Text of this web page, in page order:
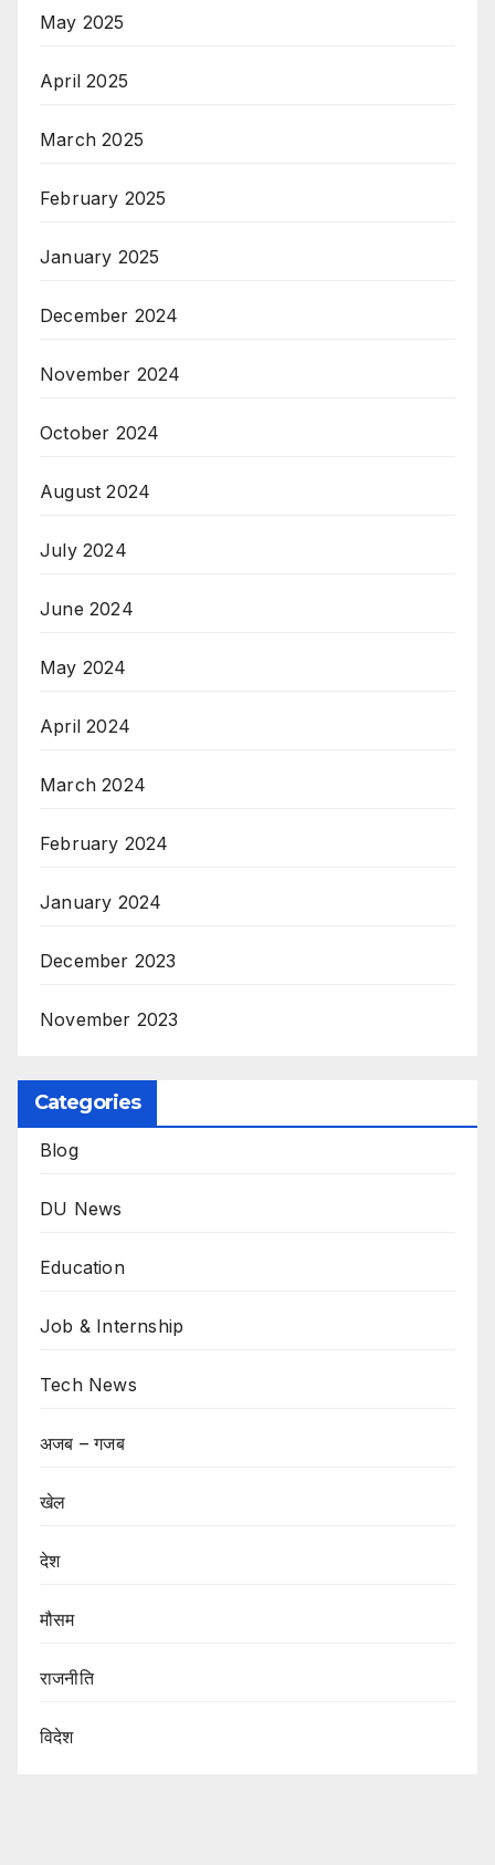
May 2025
April 2025
March 2025
February 2025
January 2025
December 2024
November 2024
October 2024
August 2024
July 2024
June 2024
May 2024
April 2024
March 2024
February 2024
January 2024
December 2023
November 2023
Categories
Blog
DU News
Education
Job & Internship
Tech News
अजब – गजब
खेल
देश
मौसम
राजनीति
विदेश